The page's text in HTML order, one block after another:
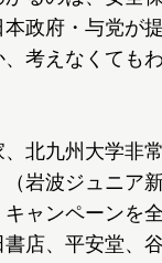
本政府・与党が
、考えなくても
北九州大学非
（岩波ジュニア新
ャンペーンを
店、平安堂、